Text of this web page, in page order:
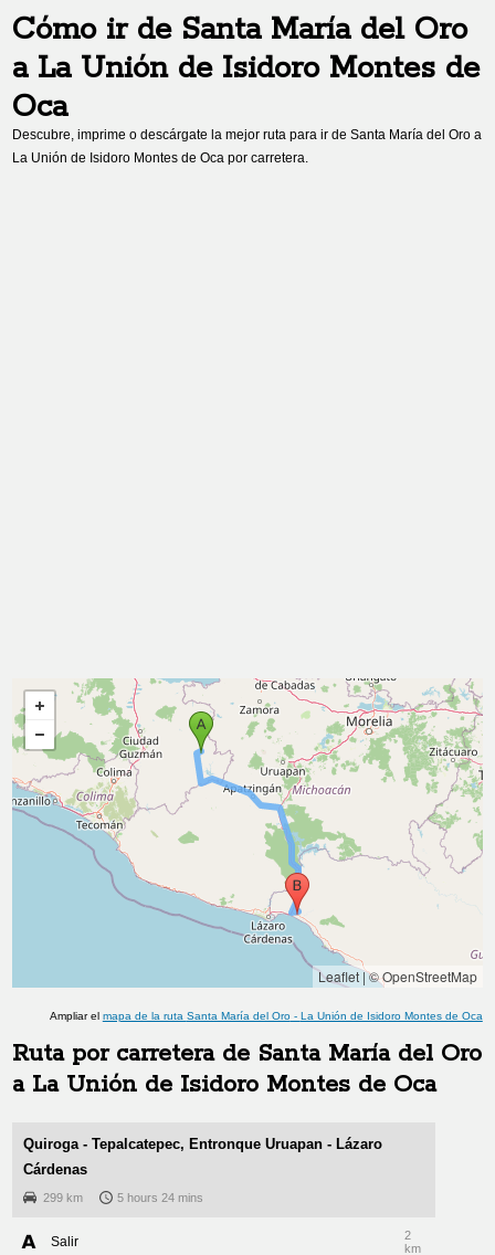
Cómo ir de Santa María del Oro
a La Unión de Isidoro Montes de
Oca
Descubre, imprime o descárgate la mejor ruta para ir deSanta María del Oro a
La Unión de Isidoro Montes de Oca por carretera.
Leaflet|© OpenStreetMap
Ampliar el mapa de la ruta Santa María del Oro- La Unión de Isidoro Montes de Oca
Ruta por carretera de Santa María del Oro
a La Unión de Isidoro Montes de Oca
Quiroga - Tepalcatepec, Entronque Uruapan - Lázaro
Cárdenas
299 km 5 hours 24 mins
Salir
2
km